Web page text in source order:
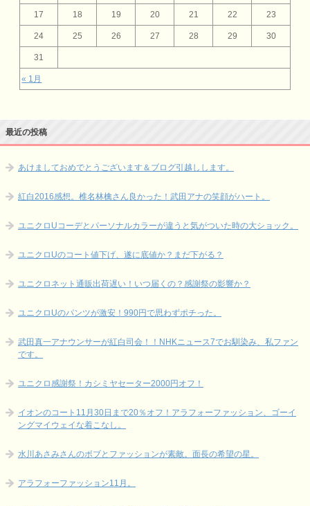
« 1月
17 18 19 20 21 22 23
24 25 26 27 28 29 30
31
最近の投稿
あけましておめでとうございます＆ブログ引越しします。
紅白2016感想。椎名林檎さん良かった！武田アナの笑顔がハート。
ユニクロUコーデとパーソナルカラーが違うと気がついた時の大ショック。
ユニクロUのコート値下げ、遂に底値か？まだ下がる？
ユニクロネット通販出荷遅い！いつ届くの？感謝祭の影響か？
ユニクロUのパンツが激安！990円で思わずポチった。
武田真一アナウンサーが紅白司会！！NHKニュース7でお馴染み、私ファン
です。
ユニクロ感謝祭！カシミヤセーター2000円オフ！
イオンのコート11月30日まで20％オフ！アラフォーファッション、ゴーイ
ングマイウェイな着こなし。
水川あさみさんのボブとファッションが素敵。面長の希望の星。
アラフォーファッション11月。